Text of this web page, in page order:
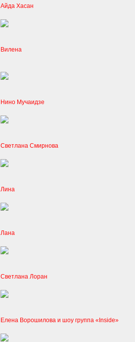
Айда Хасан
Вилена
Нино Мучаидзе
Светлана Смирнова
Лина
Лана
Светлана Лоран
Елена Ворошилова и шоу группа «Inside»